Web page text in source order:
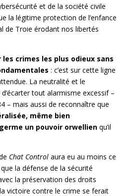
et de la société civile
la légitime protection de l’enfance
de Troie érodant nos libertés
les crimes les plus odieux sans
: c’est sur cette ligne
La neutralité et le
tout alarmisme excessif –
– mais aussi de reconnaître que
même bien
un pouvoir orwellien qu’il
Chat Control aura eu au moins ce
la défense de la sécurité
la préservation des droits
victoire contre le crime se ferait